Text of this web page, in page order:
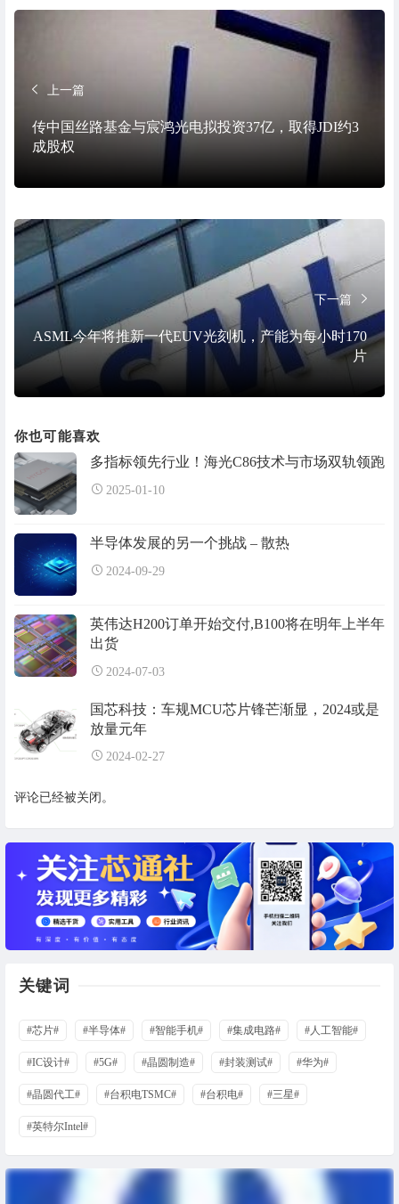
上一篇
传中国丝路基金与宸鸿光电拟投资37亿，取得JDI约3
成股权
下一篇
ASML今年将推新一代EUV光刻机，产能为每小时170
片
你也可能喜欢
多指标领先行业！海光C86技术与市场双轨领跑
2025-01-10
半导体发展的另一个挑战 – 散热
2024-09-29
英伟达H200订单开始交付,B100将在明年上半年
出货
2024-07-03
国芯科技：车规MCU芯片锋芒渐显，2024或是
放量元年
2024-02-27
评论已经被关闭。
关键词
#芯片# #半导体# #智能手机# #集成电路# #人工智能#
#IC设计# #5G# #晶圆制造# #封装测试# #华为#
#晶圆代工# #台积电TSMC# #台积电# #三星#
#英特尔Intel#